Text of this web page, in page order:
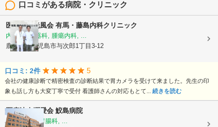
口コミがある病院・クリニック
医療法人光風会 有馬・藤島内科クリニック
内科, 消化器科, 腫瘍内科, ...
鹿児島県鹿児島市与次郎1丁目3-12
口コミ: 2件 5
会社の健康診断で精密検査の診断結果で胃カメラを受けて来ました。先生の印
象も話し方も大変丁寧で受付 看護師さんの対応もとて... 続きを読む
医療法人潤愛会 鮫島病院
内科, 外科, 胃腸科, ...